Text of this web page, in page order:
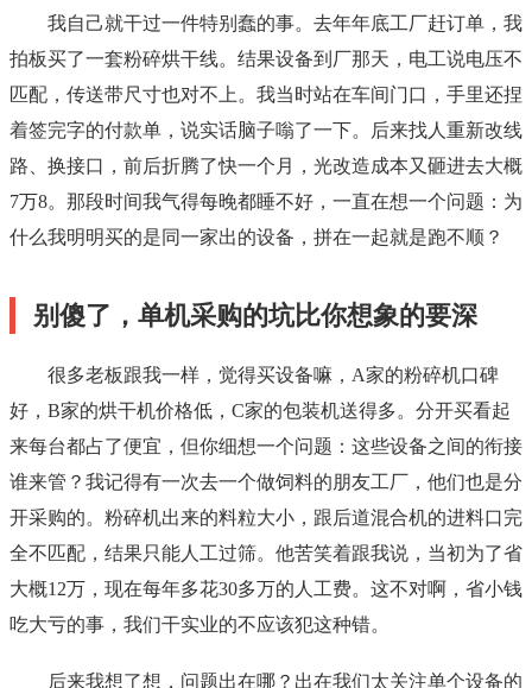
我自己就干过一件特别蠢的事。去年年底工厂赶订单，我
拍板买了一套粉碎烘干线。结果设备到厂那天，电工说电压不
匹配，传送带尺寸也对不上。我当时站在车间门口，手里还捏
着签完字的付款单，说实话脑子嗡了一下。后来找人重新改线
路、换接口，前后折腾了快一个月，光改造成本又砸进去大概
7万8。那段时间我气得每晚都睡不好，一直在想一个问题：为
什么我明明买的是同一家出的设备，拼在一起就是跑不顺？
别傻了，单机采购的坑比你想象的要深
很多老板跟我一样，觉得买设备嘛，A家的粉碎机口碑
好，B家的烘干机价格低，C家的包装机送得多。分开买看起
来每台都占了便宜，但你细想一个问题：这些设备之间的衔接
谁来管？我记得有一次去一个做饲料的朋友工厂，他们也是分
开采购的。粉碎机出来的料粒大小，跟后道混合机的进料口完
全不匹配，结果只能人工过筛。他苦笑着跟我说，当初为了省
大概12万，现在每年多花30多万的人工费。这不对啊，省小钱
吃大亏的事，我们干实业的不应该犯这种错。
后来我想了想，问题出在哪？出在我们太关注单个设备的